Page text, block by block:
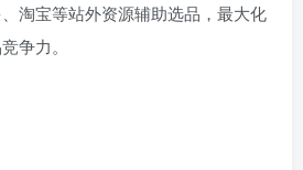
淘宝等站外资源辅助选品，最大化
争力。